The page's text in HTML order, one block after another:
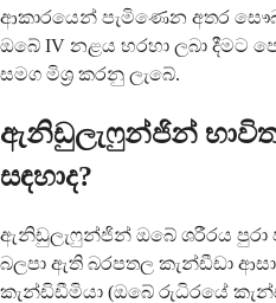
ආකාරයෙන් පැමිණෙන අතර
ඔබේ IV නළය හරහා ලබා දීමට
සමග මිශ්‍ර කරනු ලැබේ.
ඇනිඩුලැෆුන්ජින්
සඳහාද?
ඇනිඩුලැෆුන්ජින් ඔබේ ශරීරය
බලපා ඇති බරපතල කැන්ඩීඩා
කැන්ඩිඩීමියා (ඔබේ රුධිරයේ